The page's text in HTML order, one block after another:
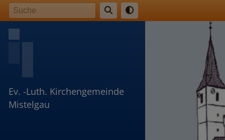
Direkt
zum
Inhalt
Ev. -Luth. Kirchengemeinde
Mistelgau